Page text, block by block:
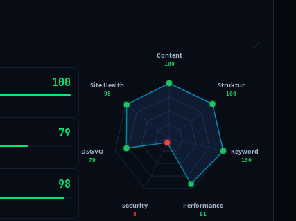
100
79
98
Content
100
Struktur
100
Keywords
100
Performance
91
Security
8
DSGVO
79
Site Health
98